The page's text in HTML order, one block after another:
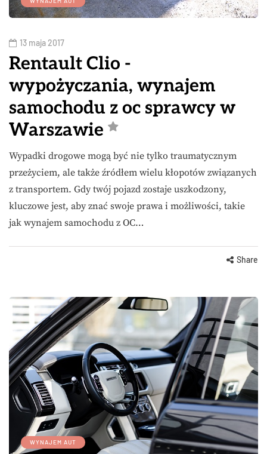
13 maja 2017
Rentault Clio -
wypożyczania, wynajem
samochodu z oc sprawcy w
Warszawie
Wypadki drogowe mogą być nie tylko traumatycznym
przeżyciem, ale także źródłem wielu kłopotów związanych
z transportem. Gdy twój pojazd zostaje uszkodzony,
kluczowe jest, aby znać swoje prawa i możliwości, takie
jak wynajem samochodu z OC…
Share
WYNAJEM AUT